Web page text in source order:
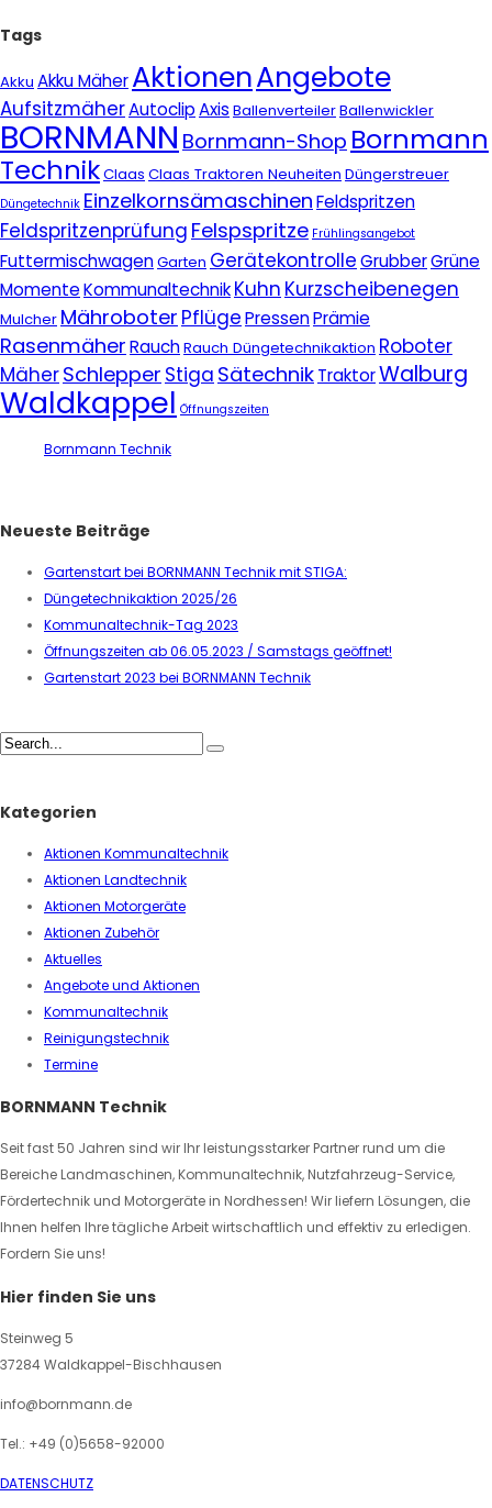
Tags
Akku Akku MäherAktionenAngebote
AufsitzmäherAutoclipAxis BallenverteilerBallenwickler
BORNMANN Bornmann-Shop Bornmann
TechnikClaas Claas Traktoren Neuheiten Düngerstreuer
Düngetechnik EinzelkornsämaschinenFeldspritzen
Feldspritzenprüfung Felspspritze Frühlingsangebot
FuttermischwagenGarten GerätekontrolleGrubberGrüne
MomenteKommunaltechnikKuhn Kurzscheibenegen
Mulcher Mähroboter PflügePressenPrämie
RasenmäherRauchRauch Düngetechnikaktion Roboter
MäherSchlepper Stiga SätechnikTraktorWalburg
Waldkappel Öffnungszeiten
Bornmann Technik
Neueste Beiträge
Gartenstart bei BORNMANN Technik mit STIGA:
Düngetechnikaktion 2025/26
Kommunaltechnik-Tag 2023
Öffnungszeiten ab 06.05.2023 / Samstags geöffnet!
Gartenstart 2023 bei BORNMANN Technik
Kategorien
Aktionen Kommunaltechnik
Aktionen Landtechnik
Aktionen Motorgeräte
Aktionen Zubehör
Aktuelles
Angebote und Aktionen
Kommunaltechnik
Reinigungstechnik
Termine
BORNMANN Technik
Seit fast 50 Jahren sind wir Ihr leistungsstarker Partner rund um die
Bereiche Landmaschinen, Kommunaltechnik, Nutzfahrzeug-Service,
Fördertechnik und Motorgeräte in Nordhessen! Wir liefern Lösungen, die
Ihnen helfen Ihre tägliche Arbeit wirtschaftlich und effektiv zu erledigen.
Fordern Sie uns!
Hier finden Sie uns
Steinweg 5
37284 Waldkappel-Bischhausen
info@bornmann.de
Tel.: +49 (0)5658-92000
DATENSCHUTZ